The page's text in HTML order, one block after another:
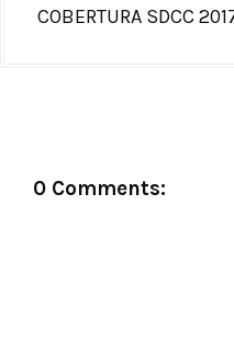
COBERTURA SDCC
0 Comments: